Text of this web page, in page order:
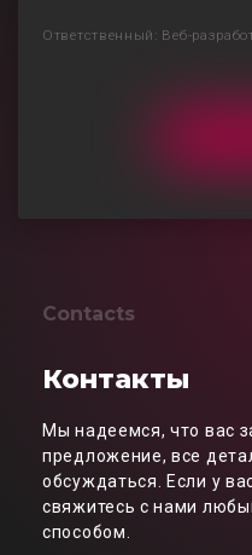
Ответственный: Веб-
Contacts
Контакты
Мы надеемся, что вас
предложение, все
обсуждаться. Если у
свяжитесь с нами
способом.